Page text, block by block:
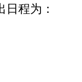
程为：